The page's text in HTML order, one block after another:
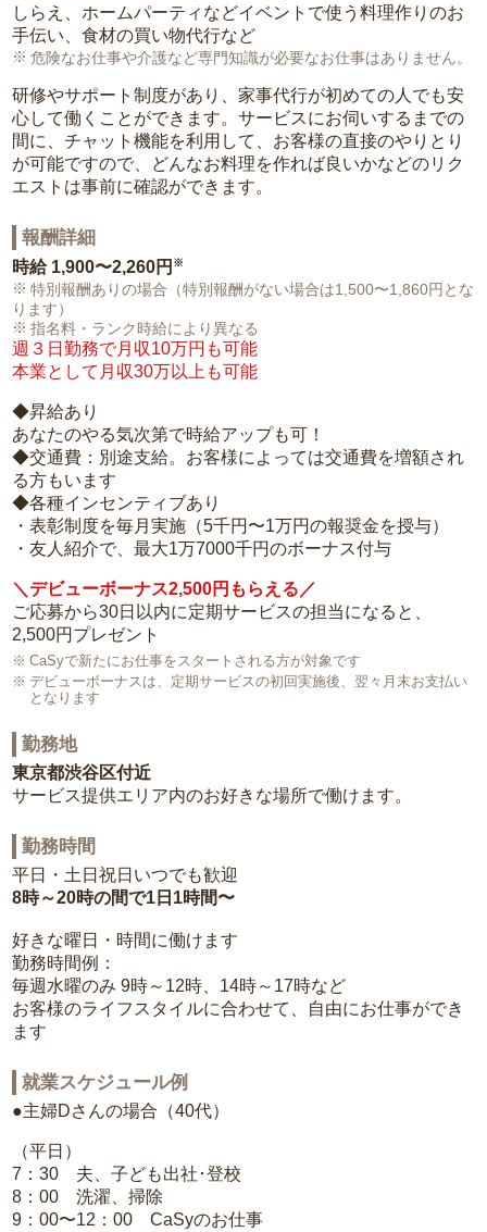
しらえ、ホームパーティなどイベントで使う料理作りのお
手伝い、食材の買い物代行など
危険なお仕事や介護など専門知識が必要なお仕事はありません。
研修やサポート制度があり、家事代行が初めての人でも安
心して働くことができます。サービスにお伺いするまでの
間に、チャット機能を利用して、お客様の直接のやりとり
が可能ですので、どんなお料理を作れば良いかなどのリク
エストは事前に確認ができます。
報酬詳細
時給 1,900〜2,260円 ※
特別報酬ありの場合（特別報酬がない場合は1,500〜1,860円とな
ります）
指名料・ランク時給により異なる
週３日勤務で月収10万円も可能
本業として月収30万以上も可能
◆昇給あり
あなたのやる気次第で時給アップも可！
◆交通費：別途支給。お客様によっては交通費を増額され
る方もいます
◆各種インセンティブあり
・表彰制度を毎月実施（5千円〜1万円の報奨金を授与）
・友人紹介で、最大1万7000千円のボーナス付与
＼デビューボーナス2,500円もらえる／
ご応募から30日以内に定期サービスの担当になると、
2,500円プレゼント
CaSyで新たにお仕事をスタートされる方が対象です
デビューボーナスは、定期サービスの初回実施後、翌々月末お支払い
となります
勤務地
東京都渋谷区付近
サービス提供エリア内のお好きな場所で働けます。
勤務時間
平日・土日祝日いつでも歓迎
8時～20時の間で1日1時間〜
好きな曜日・時間に働けます
勤務時間例：
毎週水曜のみ 9時～12時、14時～17時など
お客様のライフスタイルに合わせて、自由にお仕事ができ
ます
就業スケジュール例
●主婦Dさんの場合（40代）
（平日）
7：30 夫、子ども出社･登校
8：00 洗濯、掃除
9：00〜12：00 CaSyのお仕事